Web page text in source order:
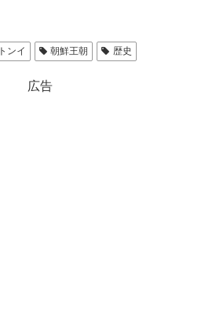
トンイ 朝鮮王朝 歴史
広告